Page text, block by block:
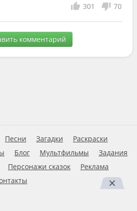
301
70
комментарий
Песни Загадки
Раскраски
Блог Мультфильмы
Задания
Персонажи сказок
Реклама